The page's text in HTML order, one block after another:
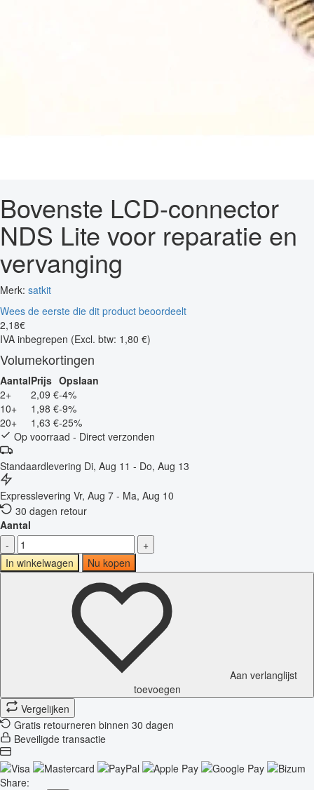
Bovenste LCD-connector
NDS Lite voor reparatie en
vervanging
Merk: satkit
Wees de eerste die dit product beoordeelt
2,18€
IVA inbegrepen (Excl. btw: 1,80 €)
Volumekortingen
AantalPrijs Opslaan
2+
2,09 €-4%
10+
1,98 €-9%
20+
1,63 €-25%
Op voorraad - Direct verzonden
Standaardlevering Di, Aug 11 - Do, Aug 13
Expresslevering Vr, Aug 7 - Ma, Aug 10
30 dagen retour
Aantal
-
+
In winkelwagen
Nu kopen
Aan verlanglijst
toevoegen
Vergelijken
Gratis retourneren binnen 30 dagen
Beveiligde transactie
Share: